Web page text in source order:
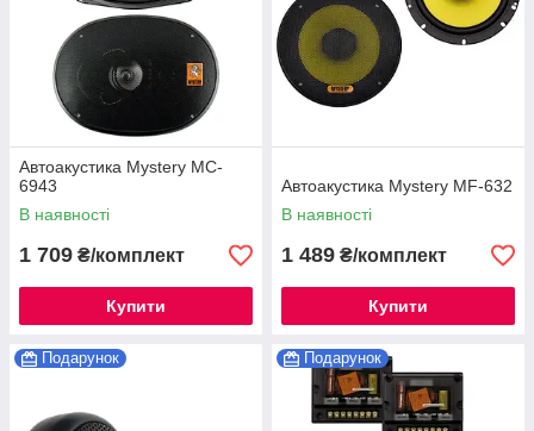
Автоакустика Mystery MC-
6943
В наявності
1 709 ₴/комплект
Купити
Автоакустика Mystery MF-632
В наявності
1 489 ₴/комплект
Купити
Подарунок Подарунок